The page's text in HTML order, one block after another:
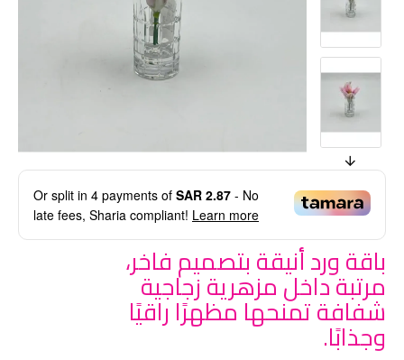
Or split in 4 payments of SAR 2.87 - No
late fees, Sharia compliant! Learn more
باقة ورد أنيقة بتصميم فاخر،
مرتبة داخل مزهرية زجاجية
شفافة تمنحها مظهرًا راقيًا
وجذابًا.